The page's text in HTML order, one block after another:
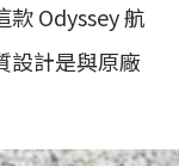
Odyssey 航
設計是與原廠